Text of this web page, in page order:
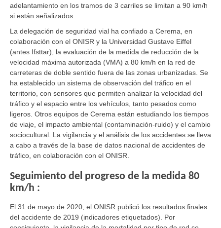
adelantamiento en los tramos de 3 carriles se limitan a 90 km/h
si están señalizados.
La delegación de seguridad vial ha confiado a Cerema, en
colaboración con el ONISR y la Universidad Gustave Eiffel
(antes Ifsttar), la evaluación de la medida de reducción de la
velocidad máxima autorizada (VMA) a 80 km/h en la red de
carreteras de doble sentido fuera de las zonas urbanizadas. Se
ha establecido un sistema de observación del tráfico en el
territorio, con sensores que permiten analizar la velocidad del
tráfico y el espacio entre los vehículos, tanto pesados como
ligeros. Otros equipos de Cerema están estudiando los tiempos
de viaje, el impacto ambiental (contaminación-ruido) y el cambio
sociocultural. La vigilancia y el análisis de los accidentes se lleva
a cabo a través de la base de datos nacional de accidentes de
tráfico, en colaboración con el ONISR.
Seguimiento del progreso de la medida 80
km/h :
El 31 de mayo de 2020, el ONISR publicó los resultados finales
del accidente de 2019 (indicadores etiquetados). Por